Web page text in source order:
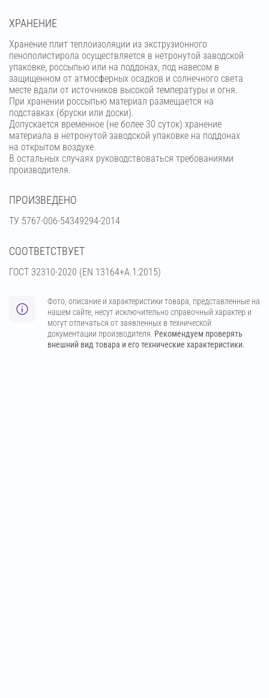
ХРАНЕНИЕ
Хранение плит теплоизоляции из экструзионного
пенополистирола осуществляется в нетронутой заводской
упаковке, россыпью или на поддонах, под навесом в
защищенном от атмосферных осадков и солнечного света
месте вдали от источников высокой температуры и огня.
При хранении россыпью материал размещается на
подставках (бруски или доски).
Допускается временное (не более 30 суток) хранение
материала в нетронутой заводской упаковке на поддонах
на открытом воздухе.
В остальных случаях руководствоваться требованиями
производителя.
ПРОИЗВЕДЕНО
ТУ 5767-006-54349294-2014
СООТВЕТСТВУЕТ
ГОСТ 32310-2020 (EN 13164+A.1:2015)
Фото, описание и характеристики товара, представленные на
нашем сайте, несут исключительно справочный характер и
могут отличаться от заявленных в технической
документации производителя. Рекомендуем проверять
внешний вид товара и его технические характеристики.